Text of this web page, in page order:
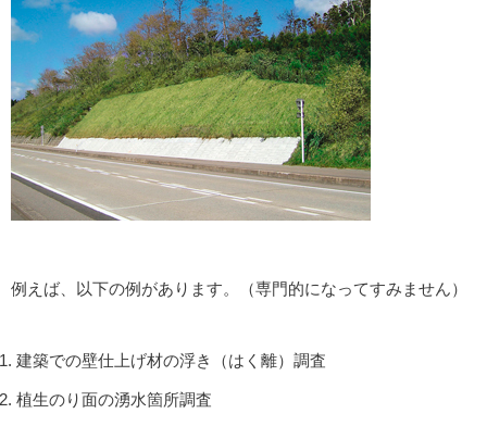
例えば、以下の例があります。（専門的になってすみません）
建築での壁仕上げ材の浮き（はく離）調査
植生のり面の湧水箇所調査